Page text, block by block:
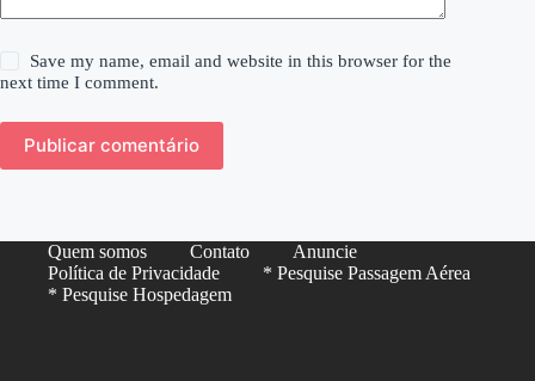
Save my name, email and website in this browser for the
next time I comment.
Publicar comentário
Quem somos Contato
Anuncie
Política de Privacidade
* Pesquise Passagem Aérea
* Pesquise Hospedagem